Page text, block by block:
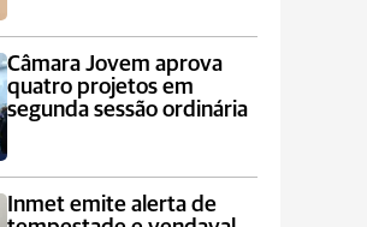
Câmara Jovem aprova
quatro projetos em
segunda sessão ordinária
Inmet emite alerta de